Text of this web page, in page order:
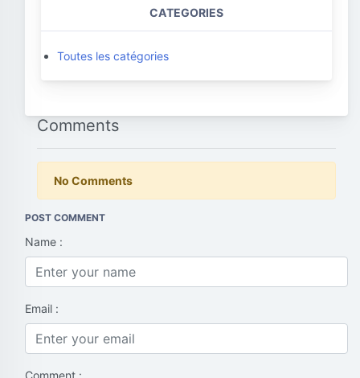
CATEGORIES
Toutes les catégories
Comments
No Comments
POST COMMENT
Name :
Email :
Comment :